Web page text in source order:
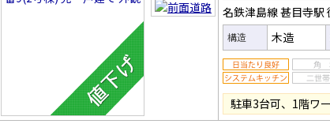
名鉄津島線 甚目寺駅
構造 木造
駐車3台可、1階ワ